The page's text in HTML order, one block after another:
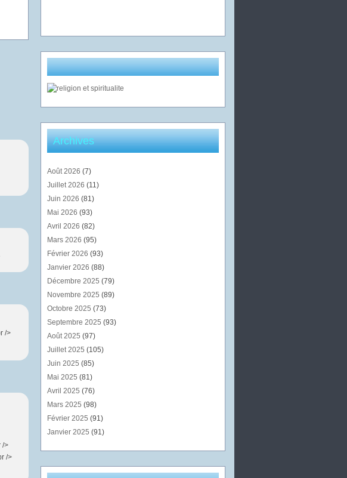
/>
/>
/>
Archives
Août 2026 (7)
Juillet 2026 (11)
Juin 2026 (81)
Mai 2026 (93)
Avril 2026 (82)
Mars 2026 (95)
Février 2026 (93)
Janvier 2026 (88)
Décembre 2025 (79)
Novembre 2025 (89)
Octobre 2025 (73)
Septembre 2025 (93)
Août 2025 (97)
Juillet 2025 (105)
Juin 2025 (85)
Mai 2025 (81)
Avril 2025 (76)
Mars 2025 (98)
Février 2025 (91)
Janvier 2025 (91)